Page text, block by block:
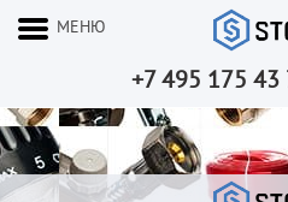
+7 495 175 43
МЕНЮ